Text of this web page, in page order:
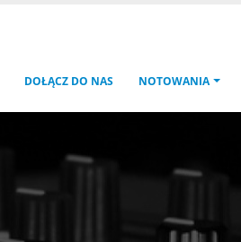
DOŁĄCZ DO NAS NOTOWANIA